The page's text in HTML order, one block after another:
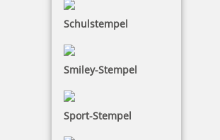
Schulstempel
Smiley-Stempel
Sport-Stempel